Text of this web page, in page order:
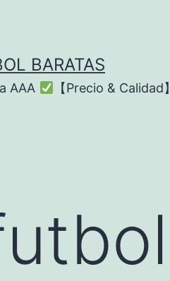
BARATAS
AAA 【Precio & Calidad】